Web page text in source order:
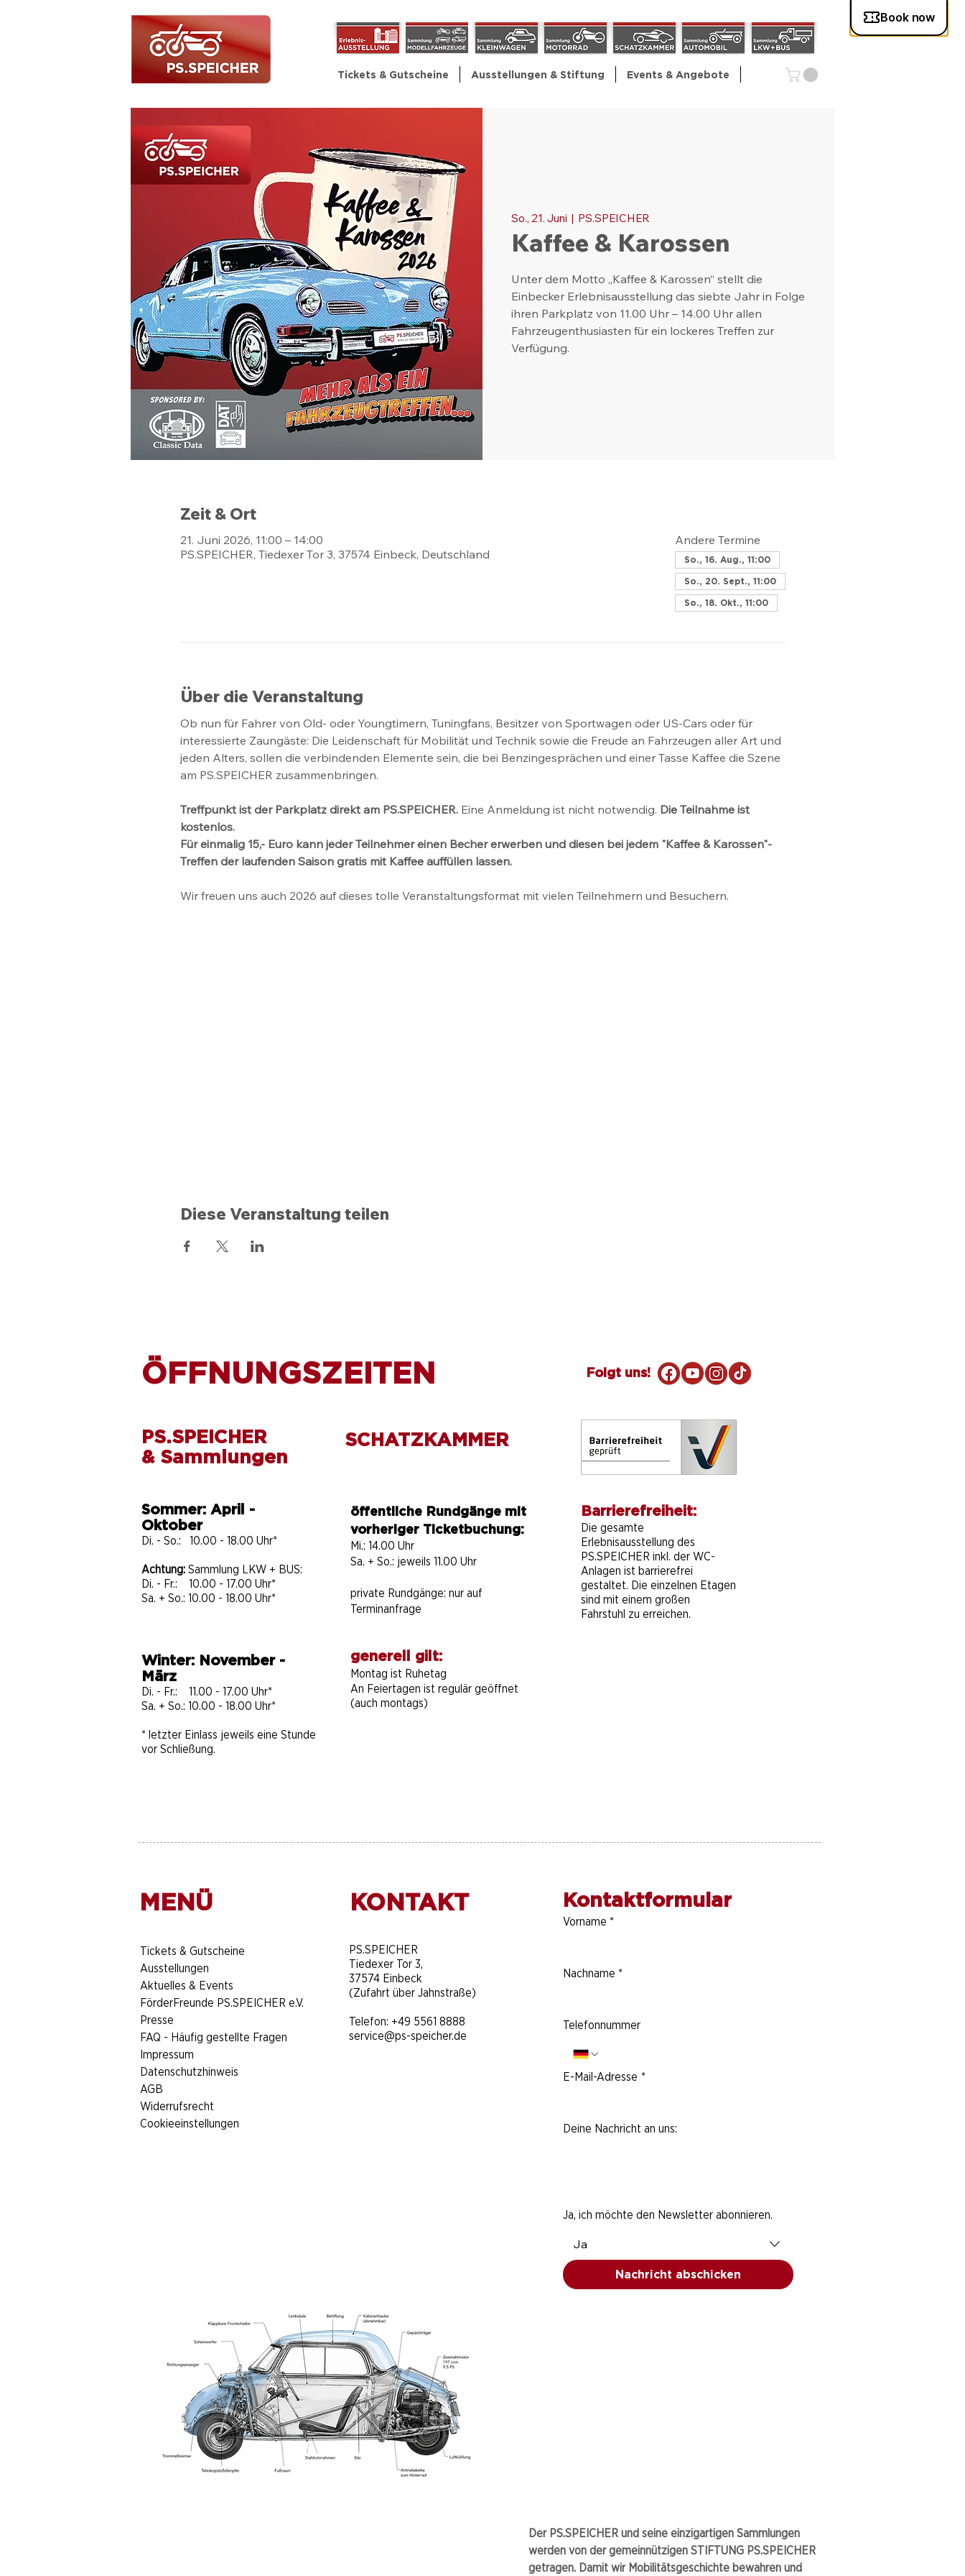
Tickets & Gutscheine Ausstellungen & Stiftung Events & Angebote
So., 21. Juni
  |
PS.SPEICHER
Kaffee & Karossen
Unter dem Motto „Kaffee & Karossen“ stellt die
Einbecker Erlebnisausstellung das siebte Jahr in Folge
ihren Parkplatz von 11.00 Uhr – 14.00 Uhr allen
Fahrzeugenthusiasten für ein lockeres Treffen zur
Verfügung.
Zeit & Ort
21. Juni 2026, 11:00 – 14:00
PS.SPEICHER, Tiedexer Tor 3, 37574 Einbeck, Deutschland
Andere Termine
So., 16. Aug., 11:00
So., 20. Sept., 11:00
So., 18. Okt., 11:00
Über die Veranstaltung
Ob nun für Fahrer von Old- oder Youngtimern, Tuningfans, Besitzer von Sportwagen oder US-Cars oder für
interessierte Zaungäste: Die Leidenschaft für Mobilität und Technik sowie die Freude an Fahrzeugen aller Art und
jeden Alters, sollen die verbindenden Elemente sein, die bei Benzingesprächen und einer Tasse Kaffee die Szene
am PS.SPEICHER zusammenbringen.
Treffpunkt ist der Parkplatz direkt am PS.SPEICHER. Eine Anmeldung ist nicht notwendig. Die Teilnahme ist
kostenlos.
Für einmalig 15,- Euro kann jeder Teilnehmer einen Becher erwerben und diesen bei jedem "Kaffee & Karossen"-
Treffen der laufenden Saison gratis mit Kaffee auffüllen lassen.
Wir freuen uns auch 2026 auf dieses tolle Veranstaltungsformat mit vielen Teilnehmern und Besuchern.
Diese Veranstaltung teilen
ÖFFNUNGSZEITEN
PS.SPEICHER
& Sammlungen
SCHATZKAMMER
Sommer: April -
Oktober
Di. - So.: 10.00 - 18.00 Uhr*
Achtung: Sammlung LKW + BUS:
Di. - Fr.: 10.00 - 17.00 Uhr*
Sa. + So.: 10.00 - 18.00 Uhr*
öffentliche Rundgänge mit
vorheriger Ticketbuchung:
Mi.: 14.00 Uhr
Sa. + So.: jeweils 11.00 Uhr
private Rundgänge: nur auf
Terminanfrage
Winter: November -
März
Di. - Fr.: 11.00 - 17.00 Uhr*
Sa. + So.: 10.00 - 18.00 Uhr​​​*
* letzter Einlass jeweils eine Stunde
vor Schließung.
generell gilt:
Montag ist Ruhetag
An Feiertagen ist regulär geöffnet
(auch montags)
Folgt uns!
Barrierefreiheit:
Die gesamte
Erlebnisausstellung des
PS.SPEICHER inkl. der WC-
Anlagen ist barrierefrei
gestaltet. Die einzelnen Etagen
sind mit einem großen
Fahrstuhl zu erreichen.
MENÜ
​Tickets & Gutscheine
Ausstellungen
Aktuelles & Events
FörderFreunde PS.SPEICHER e.V.
Presse
FAQ - Häufig gestellte Fragen
Impressum
Datenschutzhinweis
AGB
Widerrufsrecht
Cookieeinstellungen
KONTAKT
​PS.SPEICHER
Tiedexer Tor 3,
37574 Einbeck
(Zufahrt über Jahnstraße)
Telefon: +49 5561 8888
service@ps-speicher.de
Kontaktformular
Vorname *
Nachname *
Telefonnummer
E-Mail-Adresse *
Deine Nachricht an uns:
Ja, ich möchte den Newsletter abonnieren.
Ja
Nachricht abschicken
Der PS.SPEICHER und seine einzigartigen Sammlungen
werden von der gemeinnützigen STIFTUNG PS.SPEICHER
getragen. Damit wir Mobilitätsgeschichte bewahren und